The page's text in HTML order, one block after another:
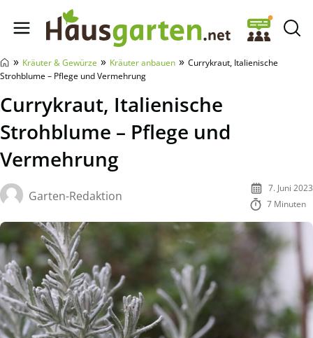
Hausgarten.net
» Kräuter & Gewürze » Kräuter anbauen » Currykraut, Italienische
Strohblume – Pflege und Vermehrung
Currykraut, Italienische
Strohblume – Pflege und
Vermehrung
Garten-Redaktion
7. Juni 2023
7 Minuten